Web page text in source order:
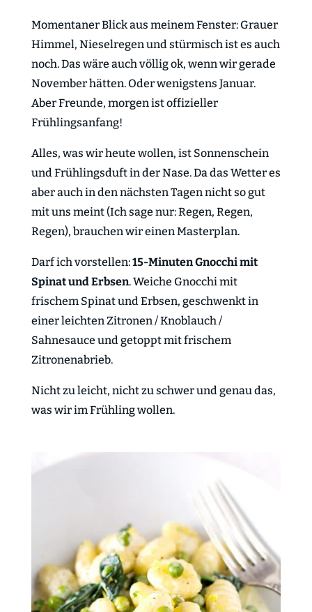
Momentaner Blick aus meinem Fenster: Grauer
Himmel, Nieselregen und stürmisch ist es auch
noch. Das wäre auch völlig ok, wenn wir gerade
November hätten. Oder wenigstens Januar.
Aber Freunde, morgen ist offizieller
Frühlingsanfang!
Alles, was wir heute wollen, ist Sonnenschein
und Frühlingsduft in der Nase. Da das Wetter es
aber auch in den nächsten Tagen nicht so gut
mit uns meint (Ich sage nur: Regen, Regen,
Regen), brauchen wir einen Masterplan.
Darf ich vorstellen:15-MinutenGnocchi mit
Spinat und Erbsen. Weiche Gnocchi mit
frischem Spinat und Erbsen, geschwenkt in
einer leichten Zitronen / Knoblauch /
Sahnesauce und getoppt mit frischem
Zitronenabrieb.
Nicht zu leicht, nicht zu schwer und genau das,
was wir im Frühling wollen.